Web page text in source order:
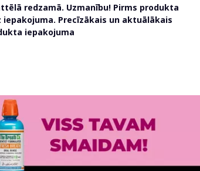
redzamā. Uzmanību! Pirms produkta
Precīzākais un aktuālākais
iepakojuma